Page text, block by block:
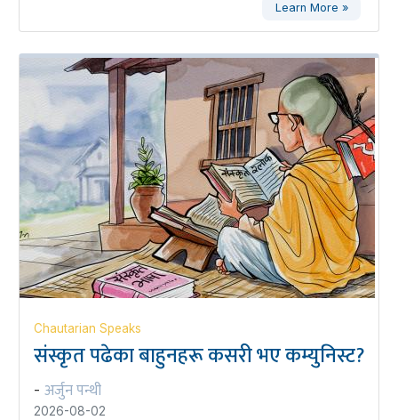
Learn More »
Chautarian Speaks
संस्कृत पढेका बाहुनहरू कसरी भए कम्युनिस्ट?
- अर्जुन पन्थी
2026-08-02